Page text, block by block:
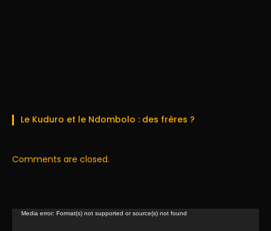
Le Kuduro et le Ndombolo : des frères ?
Comments are closed.
Lecteur
Media error: Format(s) not supported or source(s) not found